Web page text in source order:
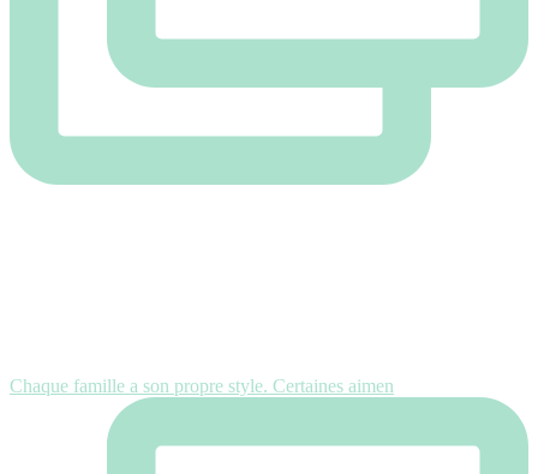
Chaque famille a son propre style. Certaines aimen